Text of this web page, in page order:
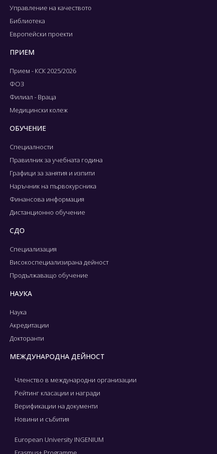
Управление на качеството
Библиотека
Европейски проекти
ПРИЕМ
Прием - КСК 2025/2026
ФОЗ
Филиал - Враца
Медицински колеж
ОБУЧЕНИЕ
Специалности
Правилник за учебната година
Графици за занятия и изпити
Наръчник на първокурсника
Финансова информация
Дистанционно обучение
СДО
Специализация
Високоспециализирана дейност
Продължаващо обучение
НАУКА
Наука
Акредитации
Докторанти
МЕЖДУНАРОДНА ДЕЙНОСТ
Членство в международни организации
Рейтинг класации и награди
Верификации на документи
Новини и събития
European University INGENIUM